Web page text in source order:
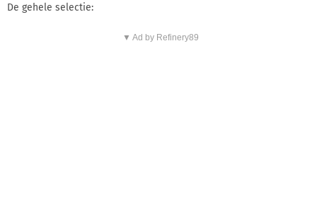
De gehele selectie:
▼ Ad by Refinery89